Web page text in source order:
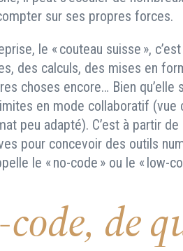
sur ses propres forces.
le « couteau suisse »,
des calculs, des mises en
choses encore… Bien
en mode collaboratif (vue
peu adapté). C’est à partir
pour concevoir des outils
le « no-code » ou le « low-
de